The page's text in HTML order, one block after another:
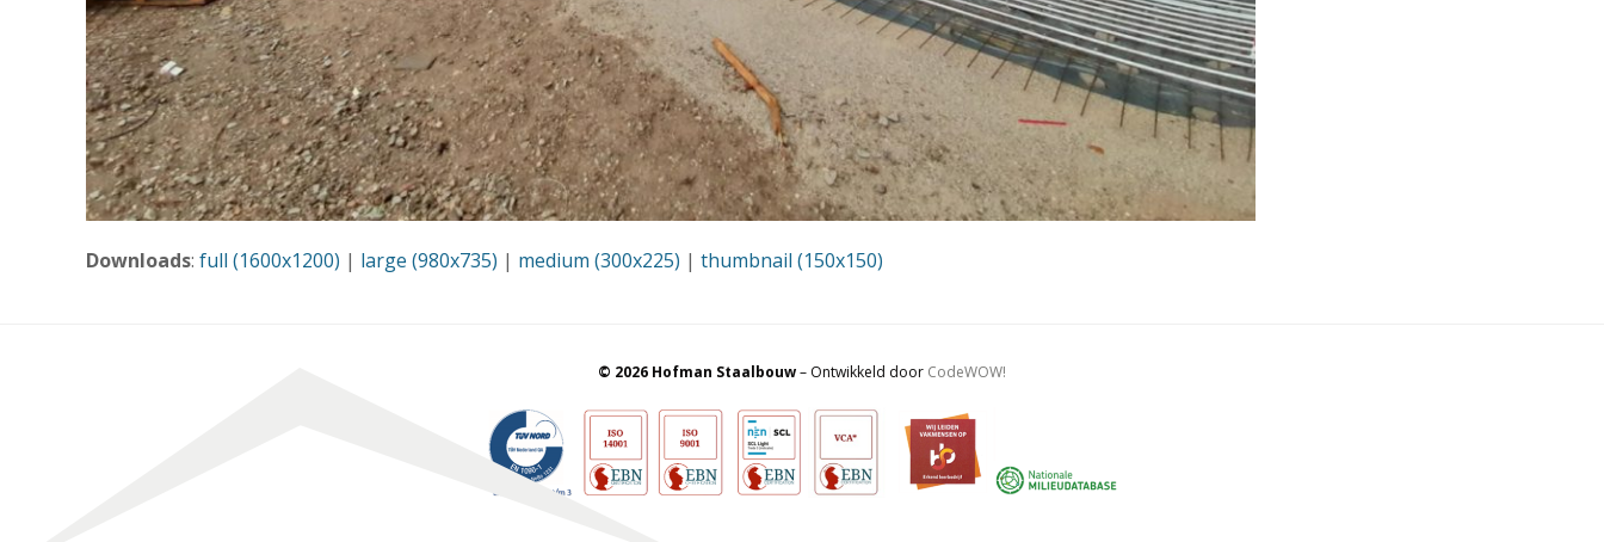
Downloads: full (1600x1200) | large (980x735) | medium (300x225) | thumbnail (150x150)
© 2026 Hofman Staalbouw– Ontwikkeld door CodeWOW!